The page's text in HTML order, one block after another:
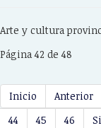
Arte y cultura
Página 42 de 48
Inicio Anterior
44
45 46